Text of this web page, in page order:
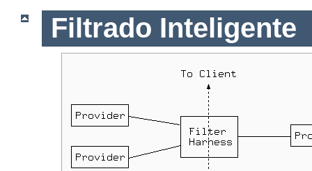
Filtrado Inteligente